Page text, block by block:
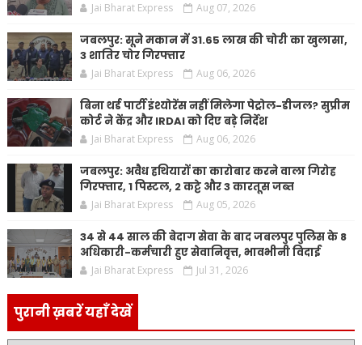
Jai Bharat Express Aug 07, 2026
जबलपुर: सूने मकान में 31.65 लाख की चोरी का खुलासा,
3 शातिर चोर गिरफ्तार
Jai Bharat Express Aug 06, 2026
बिना थर्ड पार्टी इंश्योरेंस नहीं मिलेगा पेट्रोल-डीजल? सुप्रीम
कोर्ट ने केंद्र और IRDAI को दिए बड़े निर्देश
Jai Bharat Express Aug 06, 2026
जबलपुर: अवैध हथियारों का कारोबार करने वाला गिरोह
गिरफ्तार, 1 पिस्टल, 2 कट्टे और 3 कारतूस जब्त
Jai Bharat Express Aug 05, 2026
34 से 44 साल की बेदाग सेवा के बाद जबलपुर पुलिस के 8
अधिकारी-कर्मचारी हुए सेवानिवृत्त, भावभीनी विदाई
Jai Bharat Express Jul 31, 2026
पुरानी ख़बरें यहाँ देखें